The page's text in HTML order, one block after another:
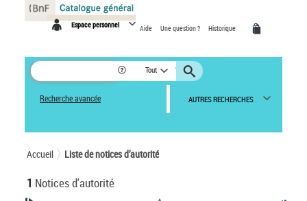
Espace personnel Aide Une question ? Historique
Tout
Recherche avancée AUTRES RECHERCHES
Accueil Liste de notices d’autorité
1 Notices d'autorité
Panneau de gestion des cookies